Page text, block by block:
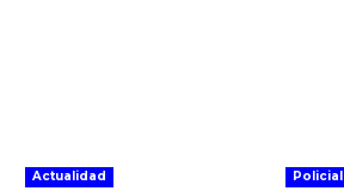
Actualidad Policial